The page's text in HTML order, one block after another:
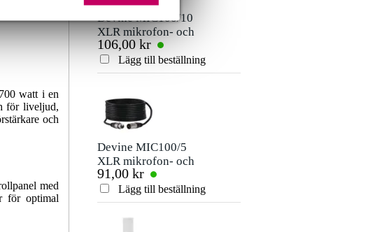
watt i en
för liveljud,
och
med
för optimal
Devine MIC100/10
XLR mikrofon- och
signalkabel 10
meter
106,00 kr
Lägg till beställning
Devine MIC100/5
XLR mikrofon- och
signalkabel 5 meter
91,00 kr
Lägg till beställning